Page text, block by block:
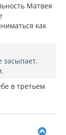
Матвея
как
в третьем